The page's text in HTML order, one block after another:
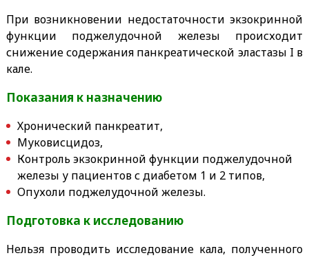
При возникновении недостаточности экзокринной
функции поджелудочной железы происходит
снижение содержания панкреатической эластазы I в
кале.
Показания к назначению
Хронический панкреатит,
Муковисцидоз,
Контроль экзокринной функции поджелудочной
железы у пациентов с диабетом 1 и 2 типов,
Опухоли поджелудочной железы.
Подготовка к исследованию
Нельзя проводить исследование кала, полученного